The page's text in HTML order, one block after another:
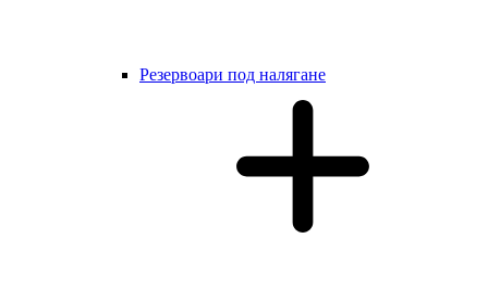
Резервоари под налягане